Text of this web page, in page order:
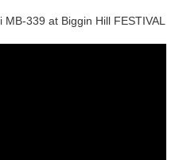
339 at Biggin Hill FESTIVAL